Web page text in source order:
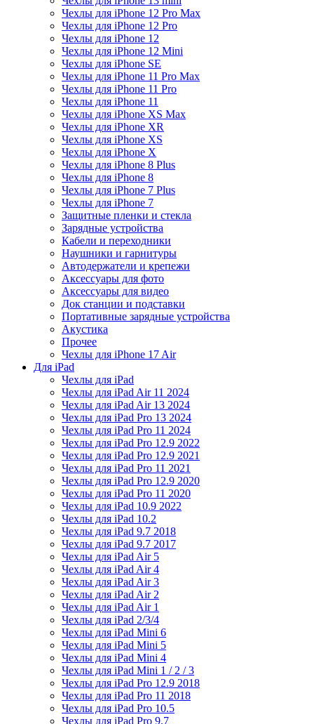
Чехлы для iPhone 12 Pro Max
Чехлы для iPhone 12 Pro
Чехлы для iPhone 12
Чехлы для iPhone 12 Mini
Чехлы для iPhone SE
Чехлы для iPhone 11 Pro Max
Чехлы для iPhone 11 Pro
Чехлы для iPhone 11
Чехлы для iPhone XS Max
Чехлы для iPhone XR
Чехлы для iPhone XS
Чехлы для iPhone X
Чехлы для iPhone 8 Plus
Чехлы для iPhone 8
Чехлы для iPhone 7 Plus
Чехлы для iPhone 7
Защитные пленки и стекла
Зарядные устройства
Кабели и переходники
Наушники и гарнитуры
Автодержатели и крепежи
Аксессуары для фото
Аксессуары для видео
Док станции и подставки
Портативные зарядные устройства
Акустика
Прочее
Чехлы для iPhone 17 Air
Для iPad
Чехлы для iPad
Чехлы для iPad Air 11 2024
Чехлы для iPad Air 13 2024
Чехлы для iPad Pro 13 2024
Чехлы для iPad Pro 11 2024
Чехлы для iPad Pro 12.9 2022
Чехлы для iPad Pro 12.9 2021
Чехлы для iPad Pro 11 2021
Чехлы для iPad Pro 12.9 2020
Чехлы для iPad Pro 11 2020
Чехлы для iPad 10.9 2022
Чехлы для iPad 10.2
Чехлы для iPad 9.7 2018
Чехлы для iPad 9.7 2017
Чехлы для iPad Air 5
Чехлы для iPad Air 4
Чехлы для iPad Air 3
Чехлы для iPad Air 2
Чехлы для iPad Air 1
Чехлы для iPad 2/3/4
Чехлы для iPad Mini 6
Чехлы для iPad Mini 5
Чехлы для iPad Mini 4
Чехлы для iPad Mini 1 / 2 / 3
Чехлы для iPad Pro 12.9 2018
Чехлы для iPad Pro 11 2018
Чехлы для iPad Pro 10.5
Чехлы для iPad Pro 9.7